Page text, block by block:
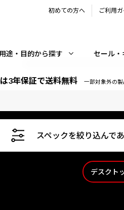
初めての方へ ご利用
途・目的から探す セール・
3年保証で送料無料 一部対象外の
スペックを絞り込んで
デスクト